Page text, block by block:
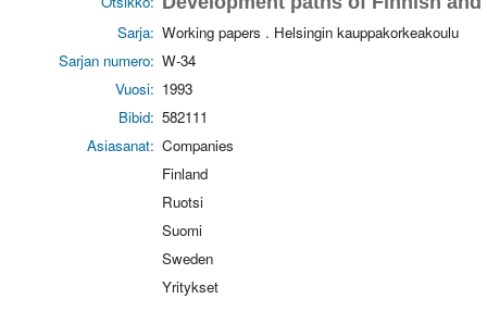
Sarja: Working papers . Helsingin kauppakorkeakoulu
Sarjan numero: W-34
Vuosi: 1993
Bibid: 582111
Asiasanat: Companies
Finland
Ruotsi
Suomi
Sweden
Yritykset